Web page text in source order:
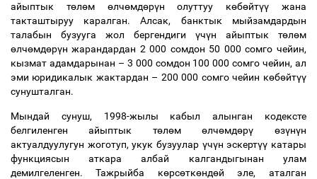
айыптык төлөм өлчөмдөрүн олуттуу көбөйтүү жана
такташтыруу каралган. Алсак, банктык мыйзамдардын
талабын бузууга жол бергендиги үчүн айыптык төлөм
өлчөмдөрүн жарандардан 2 000 сомдон 50 000 сомго чейин,
кызмат адамдарынан – 3 000 сомдон 100 000 сомго чейин, ал
эми юридикалык жактардан – 200 000 сомго чейин көбөйтүү
сунушталган.
Мындай сунуш, 1998-жылы кабыл алынган кодексте
белгиленген айыптык төлөмөлчөмдөрү өзүнүн
актуалдуулугун жоготуп, укук бузуулар үчүн эскертүү катары
функциясын аткара албай калгандыгынан улам
демилгеленген. Тажрыйба көрсөткөндөй эле, аталган